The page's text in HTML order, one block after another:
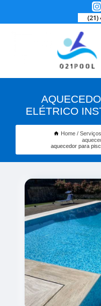
(21)
ELÉTRICO
Home Serviços
aquecedor para